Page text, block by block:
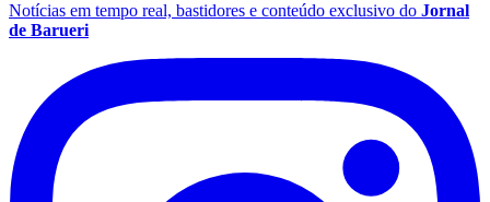
Palmeiras
Notícias em tempo real, bastidores e conteúdo exclusivo do Jornal
de Barueri